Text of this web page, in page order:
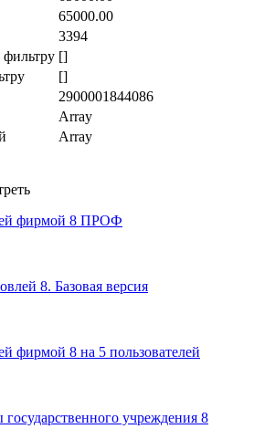
65000.00
3394
[]
[]
2900001844086
Array
Array
фирмой 8 ПРОФ
8. Базовая версия
фирмой 8 на 5 пользователей
учреждения 8